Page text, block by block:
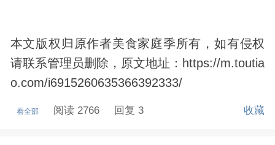
本文版权归原作者美食家庭季所有，如有侵权
请联系管理员删除，原文地址：https://m.toutia
o.com/i6915260635366392333/
看全部 阅读 2766 回复 3 收藏